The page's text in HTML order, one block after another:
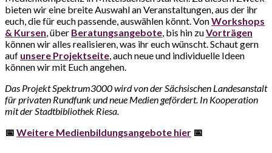
bieten wir eine breite Auswahl an Veranstaltungen, aus der ihr
euch, die für euch passende, auswählen könnt. VonWorkshops
& Kursen , über Beratungsangebote , bis hin zuVorträgen
können wir alles realisieren, was ihr euch wünscht. Schaut gern
auf unsere Projektseite , auch neue und individuelle Ideen
können wir mit Euch angehen.
Das Projekt Spektrum3000 wird von der Sächsischen Landesanstalt
für privaten Rundfunk und neue Medien gefördert. In Kooperation
mit der Stadtbibliothek Riesa.
📅 Weitere Medienbildungsangebote hier 📅